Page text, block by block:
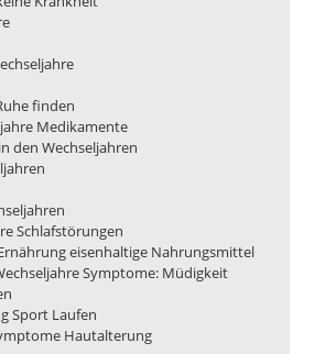
finden
Medikamente
den Wechseljahren
Schlafstörungen
eisenhaltige Nahrungsmittel
Symptome: Müdigkeit
Sport Laufen
Hautalterung